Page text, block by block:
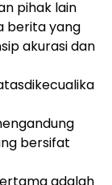
pihak lain
berita yang
akurasi dan
bersifat